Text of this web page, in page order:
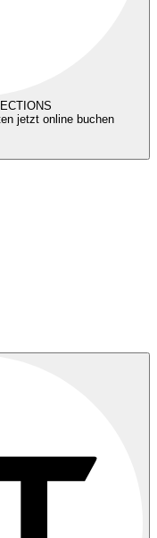
jetzt online buchen